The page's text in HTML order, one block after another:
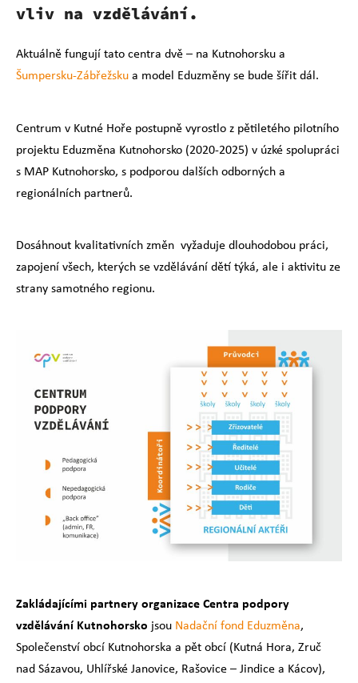
vliv na vzdělávání.
Aktuálně fungují tato centra dvě – na Kutnohorsku a
Šumpersku-Zábřežskua model Eduzměny se bude šířit dál.
Centrum v Kutné Hoře postupně vyrostlo z pětiletého pilotního
projektu Eduzměna Kutnohorsko (2020-2025) v úzké spolupráci
s MAP Kutnohorsko, s podporou dalších odborných a
regionálních partnerů.
Dosáhnout kvalitativních změn vyžaduje dlouhodobou práci,
zapojení všech, kterých se vzdělávání dětí týká, ale i aktivitu ze
stranysamotného regionu.
Zakládajícími partnery organizace Centra podpory
vzdělávání Kutnohorsko jsou Nadační fond Eduzměna,
Společenství obcí Kutnohorska a pět obcí (Kutná Hora, Zruč
nad Sázavou, Uhlířské Janovice, Rašovice – Jindice a Kácov),